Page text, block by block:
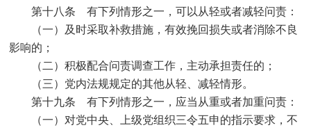
第十八条 有下列情形之一，可以从轻或者减轻问责：
（一）及时采取补救措施，有效挽回损失或者消除不良
影响的；
（二）积极配合问责调查工作，主动承担责任的；
（三）党内法规规定的其他从轻、减轻情形。
第十九条 有下列情形之一，应当从重或者加重问责：
（一）对党中央、上级党组织三令五申的指示要求，不